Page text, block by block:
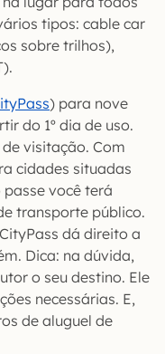
tipos: cable car
sobre trilhos),
) para nove
do 1º dia de uso.
visitação. Com
cidades situadas
passe você terá
transporte público.
dá direito a
Dica: na dúvida,
o seu destino. Ele
necessárias. E,
de aluguel de